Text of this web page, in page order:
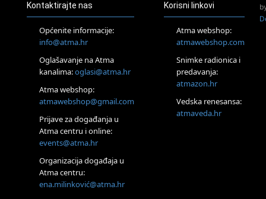
Pjesma srca / Zagreb
Tečaj Višeg Vodstva, razvijanja intuicije i Akaša zapisa
Online
Postanite Nositelj Vibracije Nove Zemlje
Visoko
Alemka Dauskardt – Jednodnevna radionica sistemskih
konstelacija
Zagreb
HOD PO ŽERAVICI – Seminar koji mijenja tijelo, duh i um
SoulFest – Festival glazbe, mudrosti i zajedništva
Zagreb
Kontaktirajte nas
Općenite informacije:
info@atma.hr
Oglašavanje na Atma
kanalima:oglasi@atma.hr
Atma webshop:
atmawebshop@gmail.com
Prijave za događanja u
Atma centru i online:
events@atma.hr
Organizacija događaja u
Atma centru:
ena.milinković@atma.hr
Korisni linkovi
Atma webshop:
atmawebshop.com
Snimke radionica i
predavanja:
atmazon.hr
Vedska renesansa:
atmaveda.hr